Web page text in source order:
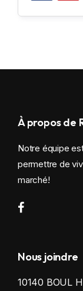
À propos de
Notre équipe
permettre de
marché!
Nous joindre
10140 BOUL